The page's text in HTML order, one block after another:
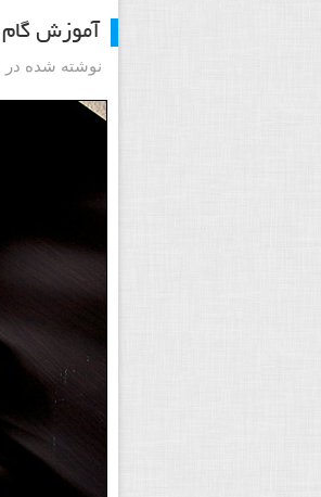
آموزش
نوشته شده در ۱۴ شهریور ۱۳۹۲